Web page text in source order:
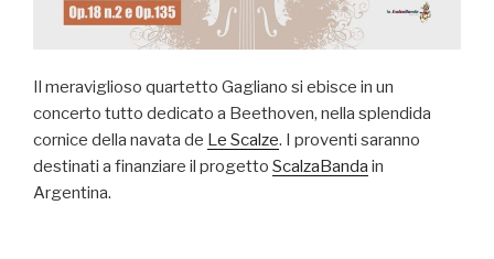
Il meraviglioso quartetto Gagliano si ebisce in un
concerto tutto dedicato a Beethoven, nella splendida
cornice della navata de Le Scalze. I proventi saranno
destinati a finanziare il progetto ScalzaBanda in
Argentina.